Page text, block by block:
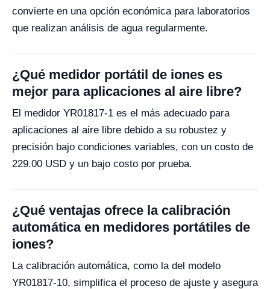
convierte en una opción económica para laboratorios
que realizan análisis de agua regularmente.
¿Qué medidor portátil de iones es
mejor para aplicaciones al aire libre?
El medidor YR01817-1 es el más adecuado para
aplicaciones al aire libre debido a su robustez y
precisión bajo condiciones variables, con un costo de
229.00 USD y un bajo costo por prueba.
¿Qué ventajas ofrece la calibración
automática en medidores portátiles de
iones?
La calibración automática, como la del modelo
YR01817-10, simplifica el proceso de ajuste y asegura